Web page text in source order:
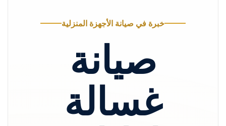
خبرة في صيانة الأجهزة المنزلية
صيانة
غسالة